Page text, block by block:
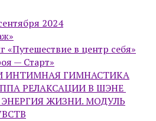
2024
«Путешествие в центр себя»
— Старт»
ИНТИМНАЯ ГИМНАСТИКА
РЕЛАКСАЦИИ В ШЭНЕ
ЖИЗНИ. МОДУЛЬ